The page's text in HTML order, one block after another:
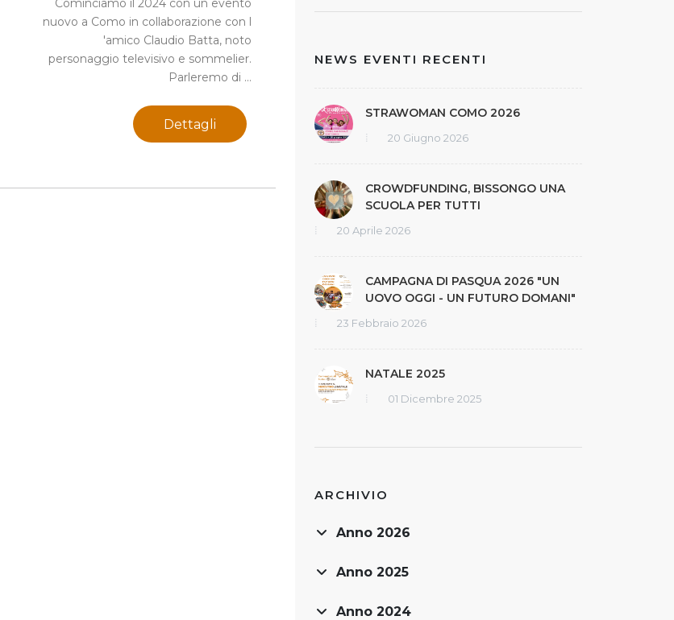
Cominciamo il 2024 con un evento
nuovo a Como in collaborazione con l
'amico Claudio Batta, noto
personaggio televisivo e sommelier.
Parleremo di ...
Dettagli
NEWS EVENTI RECENTI
STRAWOMAN COMO 2026
20 Giugno 2026
CROWDFUNDING, BISSONGO UNA
SCUOLA PER TUTTI
20 Aprile 2026
CAMPAGNA DI PASQUA 2026 "UN
UOVO OGGI - UN FUTURO DOMANI"
23 Febbraio 2026
NATALE 2025
01 Dicembre 2025
ARCHIVIO
Anno 2026
Anno 2025
Anno 2024